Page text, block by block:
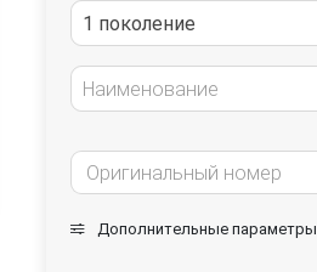
1 поколение
Наименование
Дополнительные параметры